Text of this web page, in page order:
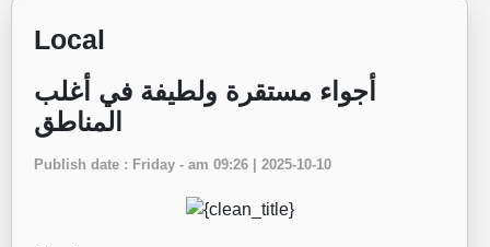
Local
أجواء مستقرة ولطيفة في أغلب
المناطق
Publish date : Friday - am 09:26 | 2025-10-10